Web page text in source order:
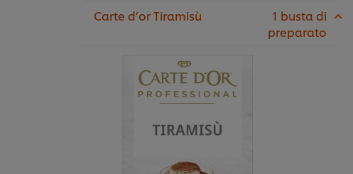
Carte d’or Tiramisù
1 busta di
preparato